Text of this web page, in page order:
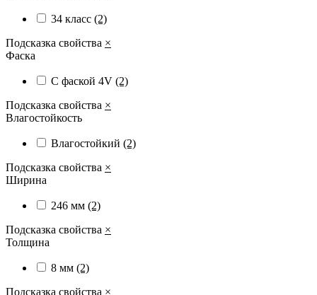
34 класс (2)
Подсказка свойства ×
Фаска
С фаской 4V (2)
Подсказка свойства ×
Влагостойкость
Влагостойкий (2)
Подсказка свойства ×
Ширина
246 мм (2)
Подсказка свойства ×
Толщина
8 мм (2)
Подсказка свойства ×